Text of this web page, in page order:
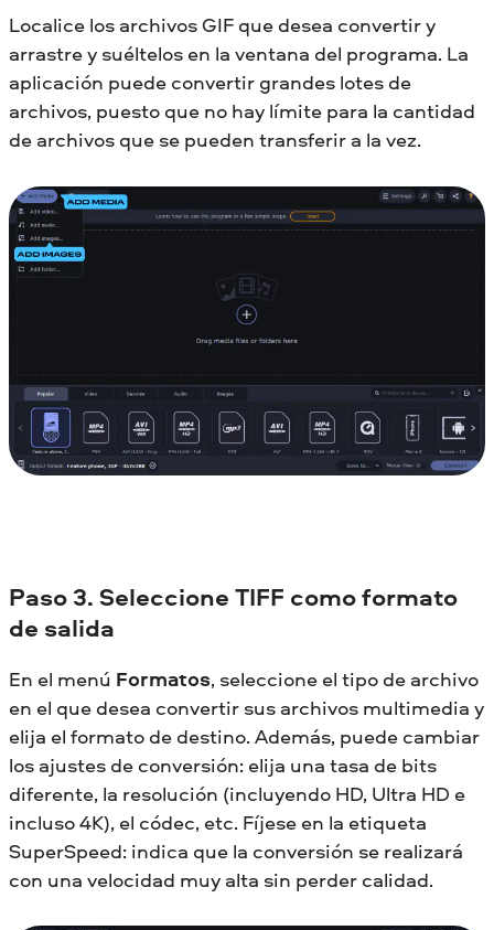
Localice los archivos GIF que desea convertir y
arrastre y suéltelos en la ventana del programa. La
aplicación puede convertir grandes lotes de
archivos, puesto que no hay límite para la cantidad
de archivos que se pueden transferir a la vez.
Paso 3. Seleccione TIFF como formato
de salida
En el menú Formatos, seleccione el tipo de archivo
en el que desea convertir sus archivos multimedia y
elija el formato de destino. Además, puede cambiar
los ajustes de conversión: elija una tasa de bits
diferente, la resolución (incluyendo HD, Ultra HD e
incluso 4K), el códec, etc. Fíjese en la etiqueta
SuperSpeed: indica que la conversión se realizará
con una velocidad muy alta sin perder calidad.